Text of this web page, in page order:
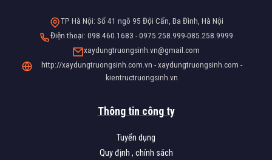
TP Hà Nội: Số 41 ngõ 95 Đội Cấn, Ba Đình, Hà Nội
Điện thoại: 098.460.1683 - 0975.258.999-085.258.9999
xaydungtruongsinh.vn@gmail.com
http://xaydungtruongsinh.com.vn - xaydungtruongsinh.com -
kientructruongsinh.vn
Thông tin công ty
Tuyển dụng
Quy định , chính sách